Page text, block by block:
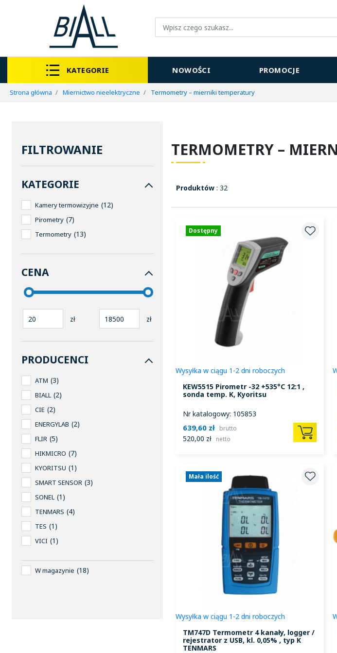
KATEGORIE NOWOŚCI PROMOCJE
Strona główna Miernictwo nieelektryczne Termometry – mierniki temperatury
FILTROWANIE
KATEGORIE
Kamery termowizyjne 12
Pirometry 7
Termometry 13
CENA
20 zł 18500 zł
PRODUCENCI
ATM 3
BIALL 2
CIE 2
ENERGYLAB 2
FLIR 5
HIKMICRO 7
KYORITSU 1
SMART SENSOR 3
SONEL 1
TENMARS 4
TES 1
VICI 1
W magazynie 18
TERMOMETRY –
Produktów : 32
Dostępny
Wysyłka w ciągu 1-2 dni roboczych
KEW5515 Pirometr -32 +535°C 12:1 ,
sonda temp. K, Kyoritsu
Nr katalogowy: 105853
639,60 zł brutto
520,00 zł netto
Mała ilość
Wysyłka w ciągu 1-2 dni roboczych
TM747D Termometr 4 kanały, logger /
rejestrator z USB, kl. 0,05% , typ K
TENMARS